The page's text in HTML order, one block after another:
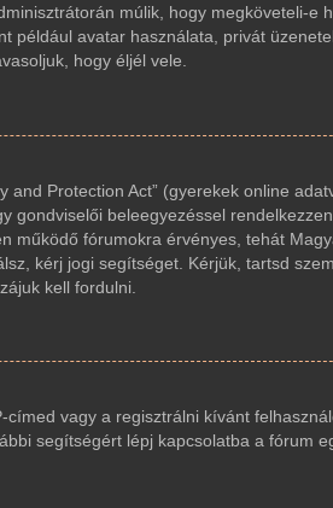
múlik, hogy megköveteli-
például avatar használata, privát
hogy éljél vele.
and Protection Act” (gyerekek online
gondviselői beleegyezéssel
működő fórumokra érvényes, tehát
kérj jogi segítséget. Kérjük, tartsd
kell fordulni.
vagy a regisztrálni kívánt
segítségért lépj kapcsolatba a fórum